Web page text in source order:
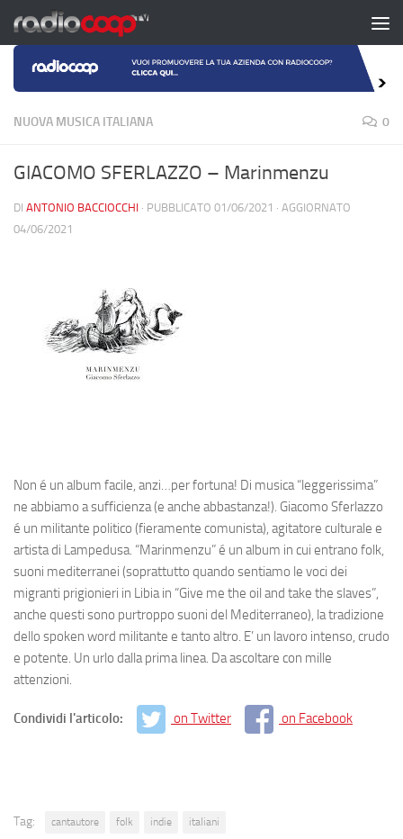
Salta al contenuto
NUOVA MUSICA ITALIANA 0
GIACOMO SFERLAZZO – Marinmenzu
DI ANTONIO BACCIOCCHI · PUBBLICATO 01/06/2021 · AGGIORNATO
04/06/2021
Non é un album facile, anzi…per fortuna! Di musica “leggerissima”
ne abbiamo a sufficienza (e anche abbastanza!). Giacomo Sferlazzo
é un militante politico (fieramente comunista), agitatore culturale e
artista di Lampedusa. “Marinmenzu” é un album in cui entrano folk,
suoni mediterranei (soprattutto quando sentiamo le voci dei
migranti prigionieri in Libia in “Give me the oil and take the slaves”,
anche questi sono purtroppo suoni del Mediterraneo), la tradizione
dello spoken word militante e tanto altro. E’ un lavoro intenso, crudo
e potente. Un urlo dalla prima linea. Da ascoltare con mille
attenzioni.
Condividi l'articolo: on Twitter on Facebook
Tag: cantautore folk indie italiani